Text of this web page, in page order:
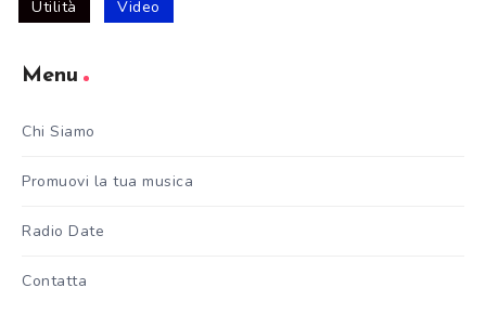
Utilità Video
Menu
Chi Siamo
Promuovi la tua musica
Radio Date
Contatta